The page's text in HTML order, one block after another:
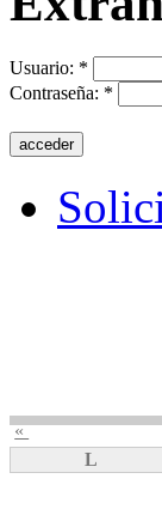
Usuario: *
Contraseña: *
«
L